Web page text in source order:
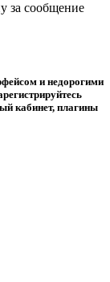
за сообщение
и недорогими
кабинет, плагины